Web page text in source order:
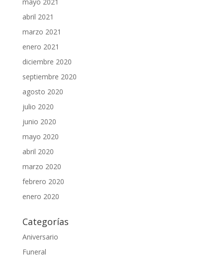
abril 2021
marzo 2021
enero 2021
diciembre 2020
septiembre 2020
agosto 2020
julio 2020
junio 2020
mayo 2020
abril 2020
marzo 2020
febrero 2020
enero 2020
Categorías
Aniversario
Funeral